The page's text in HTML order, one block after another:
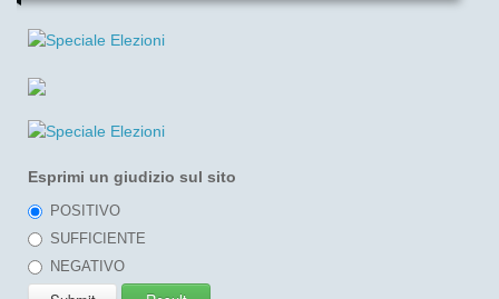
Esprimi un giudizio sul sito
POSITIVO
SUFFICIENTE
NEGATIVO